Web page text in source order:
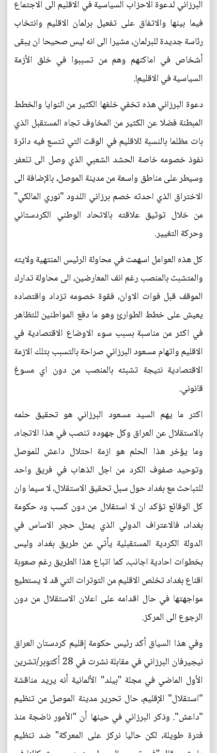
البرزاني لدعوة الاحزاب السياسية في الاقليم الى الاجتماع
فيما بينها والاتفاق على تفعيل برلمان الاقليم وانتخاب
رئاسة جديدة للبرلمان، مشيرا الى انه ليس صحيحا ان يبقى
أشخاص في اماكنهم وهم من تسببوا في خلق الأزمة
السياسية في الاقليم!.
دعوة البرزاني هذه تخفي خلفها الكثير من النوايا والخطط
المبطنة فضلا عن الكثير من المخاوف تجاه المستقبل الذي
بات مظلما بالنسبة للاقليم في الوقت التي تتسع فيه دائرة
نفوذ خصومه خاصة الحشد الشعبي الذي وصل الى تلعفر
وسيطر على مناطق واسعة من مدينة الموصل، بالإضافة الى
الاختراق الذي احدثه خصم برزاني اللدود "نوري المالكي"
من خلال توثيق علاقته بالاتحاد الوطني الكردستاني
وحركة التغيير.
كل هذه العوامل اسهمت في محاولة الرئيس المنتهية ولايته
والمتشبث بالمنصب رغم انف المعارضين، الى محاولة تدارك
الموقف قبل فوات الاوان، فقوة خصومه تزداد واقتصاده
يعيش على خطط الطوارئ وهو ما دفع المواطنين للتظاهر
في اكثر من مناسبة بسبب سوء الاوضاع الاقتصادية في
الاقليم واتهام مسعود البرزاني صراحة بالتسبب بتلك الازمة
الاقتصادية نتيجة تشبثه بالمنصب من دون اي مسوغ
قانوني.
اكثر ما يهم السيد مسعود البرزاني هو تحقيق حلمه
بالاستقلال عن العراق وكل جهوده تنصب في هذا الاتجاه،
وما يؤخر هذا الحلم هو ازمة احتلال داعش للموصل
وتوحيد صفوف الكرد من اجل الذهاب في فريق واحد
للتباحث مع بغداد حول سبل تحقيق الاستقلال، لا سيما وان
كل الوقائع تؤكد ان لا استقلال من دون كسب ود حكومة
بغداد، فالاعتراف الدولي الذي يمثل حجر الاساس في
الدولة الكردية المستقبلية يأتي عن طريق بغداد وليس
بخطوات احادية اجانب، كما اتباع هذا الطريق رغم صعوبة
اقناع بغداد تخلص الاقليم من التوترات التي قد لا يستطيع
مواجهتها في حال اقدامه على اعلان الاستقلال من دون
الرجوع الى المركز.
وفي هذا السياق أكد رئيس حكومة إقليم كردستان العراق
نيجيرفان البرزاني في مقابلة نشرت في 28 أكتوبر/تشرين
الأول الماضي في مجلة "بيلد" الألمانية أنه يريد مناقشة
"استقلال" الإقليم، حال تحرير مدينة الموصل من تنظيم
"داعش". وذكر البرزاني في حينها أن "الأمور ناضجة منذ
فترة طويلة، لكن حاليا نركز على المعركة" ضد تنظيم